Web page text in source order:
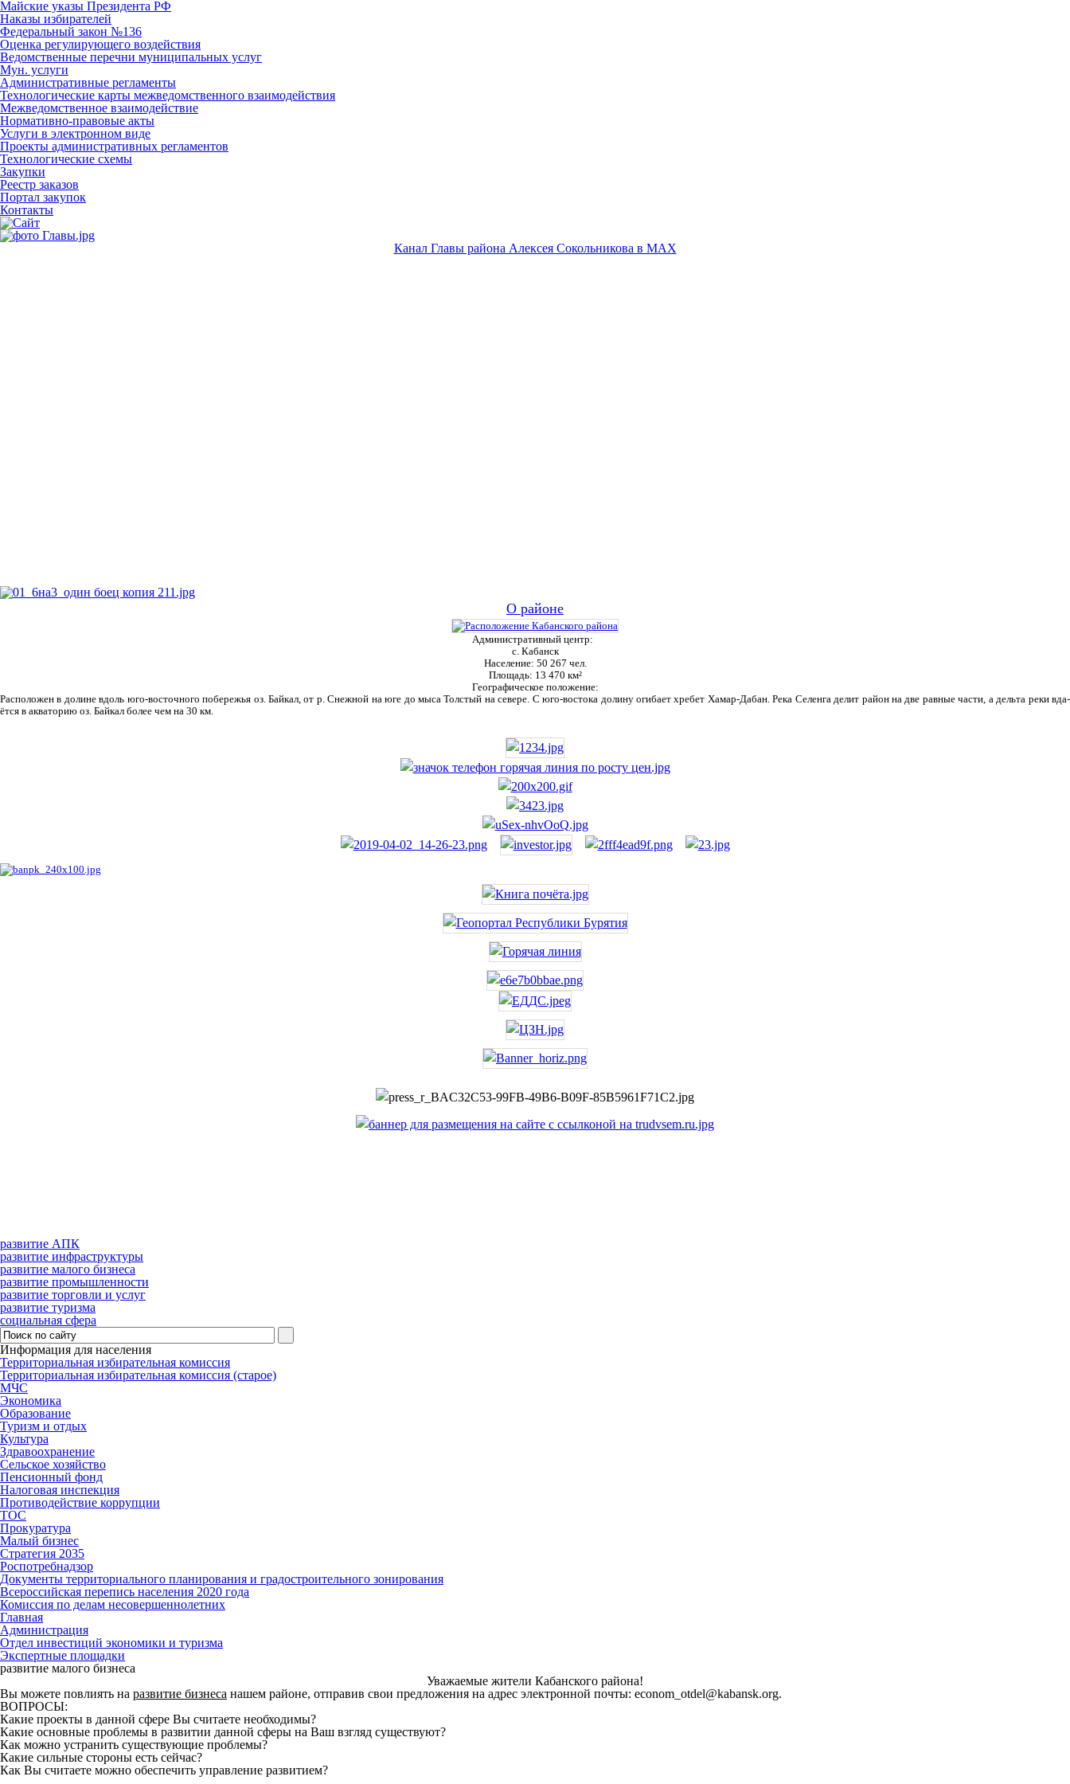
Майские указы Президента РФ
Наказы избирателей
Федеральный закон №136
Оценка регулирующего воздействия
Ведомственные перечни муниципальных услуг
Мун. услуги
Административные регламенты
Технологические карты межведомственного взаимодействия
Межведомственное взаимодействие
Нормативно-правовые акты
Услуги в электронном виде
Проекты административных регламентов
Технологические схемы
Закупки
Реестр заказов
Портал закупок
Контакты
Канал Главы района Алексея Сокольникова в MAX
О районе
Административный центр:
с. Кабанск
Население: 50 267 чел.
Площадь: 13 470 км²
Географическое положение:
Рас­положен в долине вдоль юго-восточного побережья оз. Байкал, от р. Снежной на юге до мыса Толстый на севере. С юго-востока долину огибает хребет Хамар-Дабан. Река Селенга делит район на две равные части, а дельта реки вда­
ётся в акваторию оз. Байкал более чем на 30 км.
развитие АПК
развитие инфраструктуры
развитие малого бизнеса
развитие промышленности
развитие торговли и услуг
развитие туризма
социальная сфера
Информация для населения
Территориальная избирательная комиссия
Территориальная избирательная комиссия (старое)
МЧС
Экономика
Образование
Туризм и отдых
Культура
Здравоохранение
Сельское хозяйство
Пенсионный фонд
Налоговая инспекция
Противодействие коррупции
ТОС
Прокуратура
Малый бизнес
Стратегия 2035
Роспотребнадзор
Документы территориального планирования и градостроительного зонирования
Всероссийская перепись населения 2020 года
Комиссия по делам несовершеннолетних
Главная
Администрация
Отдел инвестиций экономики и туризма
Экспертные площадки
развитие малого бизнеса
Уважаемые жители Кабанского района!
Вы можете повлиять на развитие бизнеса нашем районе, отправив свои предложения на адрес электронной почты: econom_otdel@kabansk.org.
ВОПРОСЫ:
Какие проекты в данной сфере Вы считаете необходимы?
Какие основные проблемы в развитии данной сферы на Ваш взгляд существуют?
Как можно устранить существующие проблемы?
Какие сильные стороны есть сейчас?
Как Вы считаете можно обеспечить управление развитием?